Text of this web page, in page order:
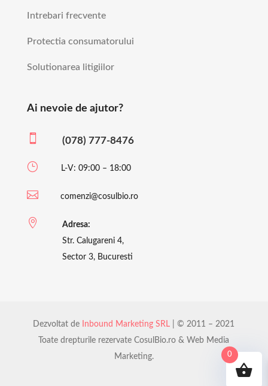
Intrebari frecvente
Protectia consumatorului
Solutionarea litigiilor
Ai nevoie de ajutor?
 (078) 777-8476
} L-V: 09:00 – 18:00
 comenzi@cosulbio.ro

Adresa:
Str. Calugareni 4,
Sector 3, Bucuresti
Dezvoltat de Inbound Marketing SRL | © 2011 – 2021
Toate drepturile rezervate CosulBio.ro & Web Media
Marketing.
0